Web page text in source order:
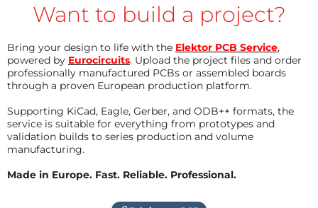
Want to build a project?
Bring your design to life with the Elektor PCB Service,
powered by Eurocircuits. Upload the project files and order
professionally manufactured PCBs or assembled boards
through a proven European production platform.
Supporting KiCad, Eagle, Gerber, and ODB++ formats, the
service is suitable for everything from prototypes and
validation builds to series production and volume
manufacturing.
Made in Europe. Fast. Reliable. Professional.